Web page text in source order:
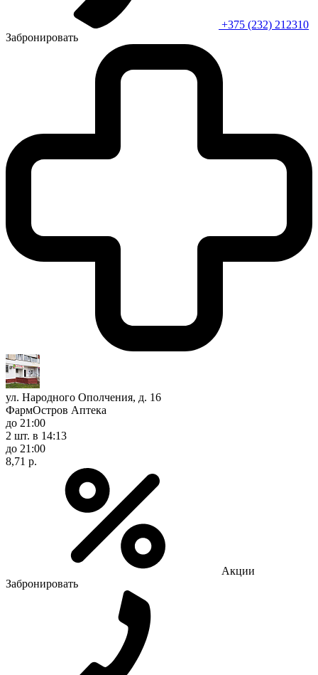
+375 (232) 212310
Забронировать
ул. Народного Ополчения, д. 16
ФармОстров Аптека
до 21:00
2 шт. в 14:13
до 21:00
8,71 р.
Акции
Забронировать